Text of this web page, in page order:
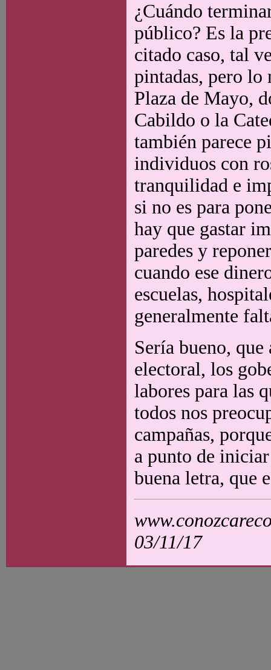
¿Cuándo
público? Es la
citado caso, tal
pintadas, pero lo
Plaza de Mayo,
Cabildo o la
también parece
individuos con
tranquilidad e
si no es para
hay que gastar
paredes y
cuando ese
escuelas,
generalmente
Sería bueno,
electoral, los
labores para las
todos nos
campañas,
a punto de
buena letra, que
03/11/17